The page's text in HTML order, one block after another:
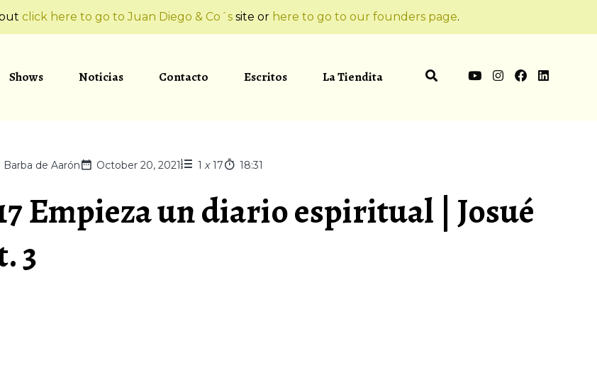
click here to go to Juan Diego & Co´s site or here to go to our founders page.
Shows Noticias Contacto Escritos La Tiendita
Barba de Aarón October 20, 2021 1 x 17 18:31
Empieza un diario espiritual | Josué
3